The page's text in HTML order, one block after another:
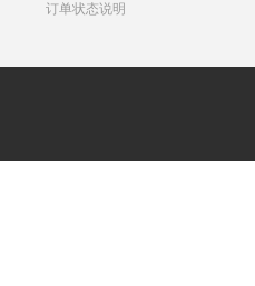
订单状态说明